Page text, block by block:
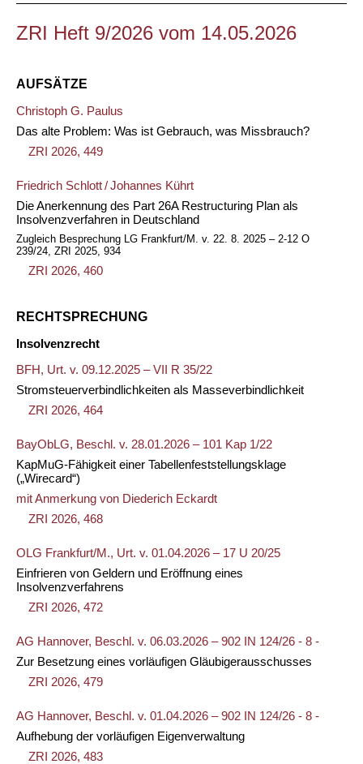
ZRI Heft 9/2026 vom 14.05.2026
AUFSÄTZE
Christoph G. Paulus
Das alte Problem: Was ist Gebrauch, was Missbrauch?
ZRI 2026, 449
Friedrich Schlott/Johannes Kührt
Die Anerkennung des Part 26A Restructuring Plan als
Insolvenzverfahren in Deutschland
Zugleich Besprechung LG Frankfurt/M. v. 22. 8. 2025 – 2-12 O
239/24, ZRI 2025, 934
ZRI 2026, 460
RECHTSPRECHUNG
Insolvenzrecht
BFH, Urt. v. 09.12.2025 – VII R 35/22
Stromsteuerverbindlichkeiten als Masseverbindlichkeit
ZRI 2026, 464
BayObLG, Beschl. v. 28.01.2026 – 101 Kap 1/22
KapMuG-Fähigkeit einer Tabellenfeststellungsklage
(„Wirecard“)
mit Anmerkung von Diederich Eckardt
ZRI 2026, 468
OLG Frankfurt/M., Urt. v. 01.04.2026 – 17 U 20/25
Einfrieren von Geldern und Eröffnung eines
Insolvenzverfahrens
ZRI 2026, 472
AG Hannover, Beschl. v. 06.03.2026 – 902 IN 124/26 - 8 -
Zur Besetzung eines vorläufigen Gläubigerausschusses
ZRI 2026, 479
AG Hannover, Beschl. v. 01.04.2026 – 902 IN 124/26 - 8 -
Aufhebung der vorläufigen Eigenverwaltung
ZRI 2026, 483